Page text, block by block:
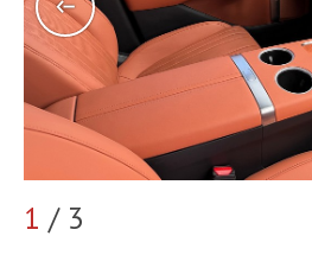
1 / 3